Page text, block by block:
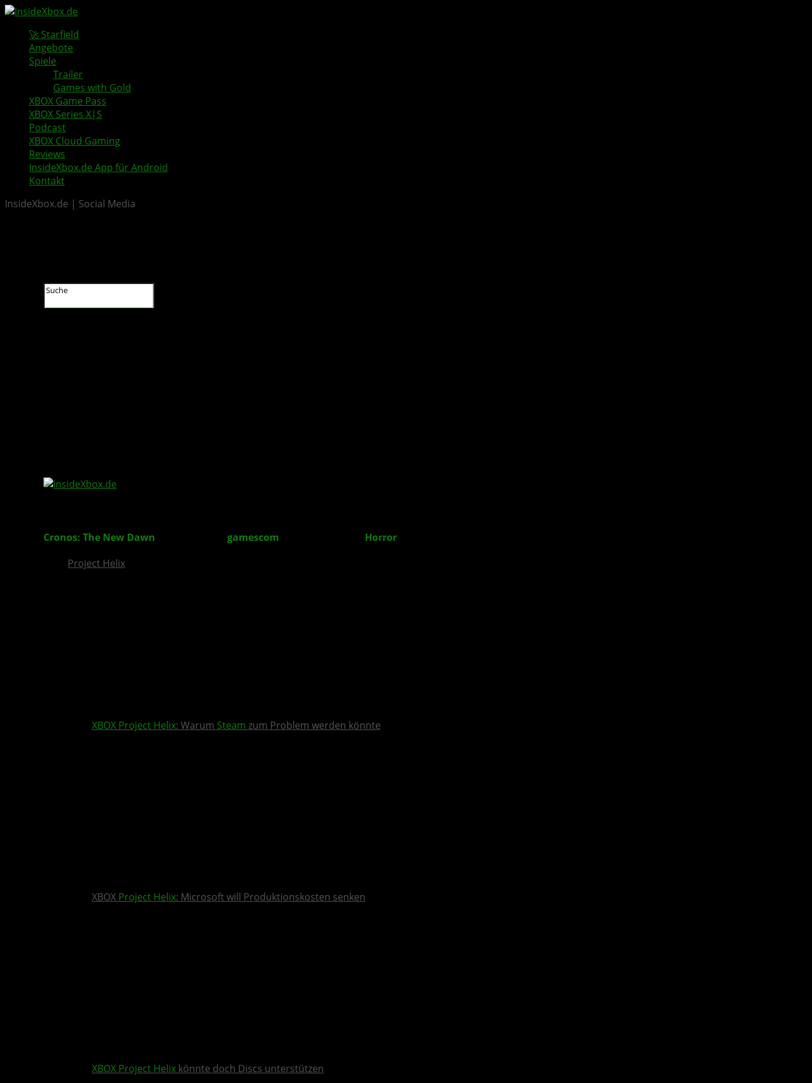
🚀 Starfield
Angebote
Spiele
Trailer
Games with Gold
XBOX Game Pass
XBOX Series X|S
Podcast
XBOX Cloud Gaming
Reviews
InsideXbox.de App für Android
Kontakt
InsideXbox.de | Social Media
Cronos: The New Dawn gamescom Horror
Project Helix
XBOX Project Helix: Warum Steam zum Problem werden könnte
XBOX Project Helix: Microsoft will Produktionskosten senken
XBOX Project Helix könnte doch Discs unterstützen